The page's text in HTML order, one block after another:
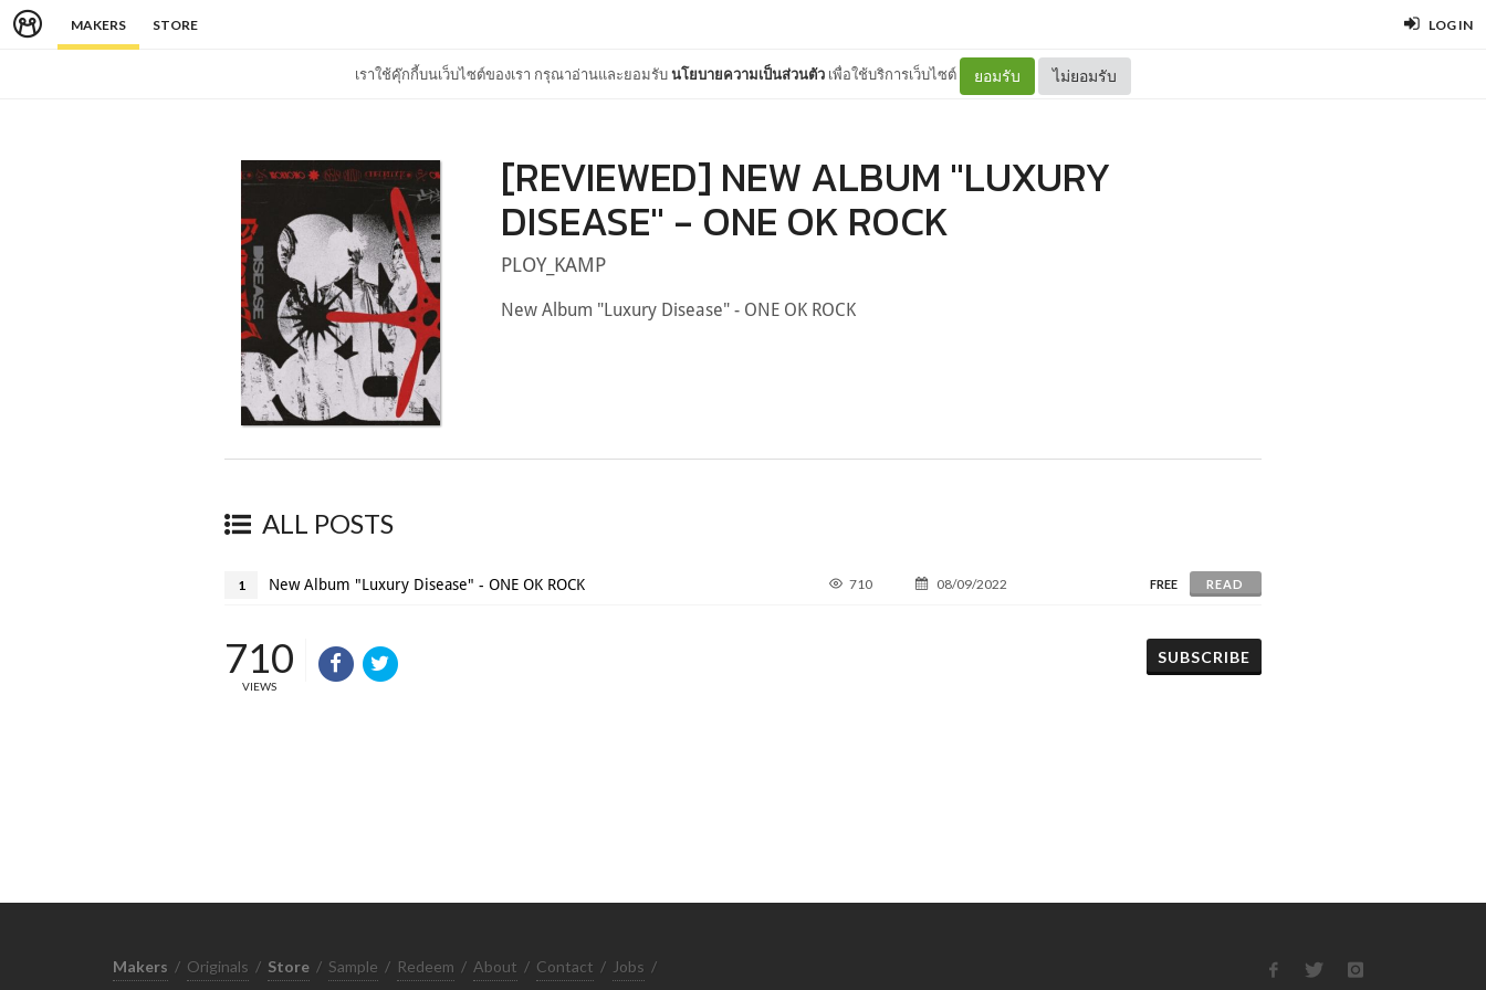
MAKERS STORE LOG IN
เราใช้คุ๊กกี้บนเว็บไซต์ของเรา กรุณาอ่านและยอมรับนโยบายความเป็นส่วนตัว เพื่อใช้บริการเว็บไซต์ ยอมรับ ไม่ยอมรับ
[REVIEWED] NEW ALBUM "LUXURY
DISEASE" - ONE OK ROCK
PLOY_KAMP
New Album "Luxury Disease" - ONE OK ROCK
ALL POSTS
1 New Album "Luxury Disease" - ONE OK ROCK 710 08/09/2022 FREE READ
710
VIEWS
SUBSCRIBE
Makers / Originals / Store / Sample / Redeem / About / Contact / Jobs /